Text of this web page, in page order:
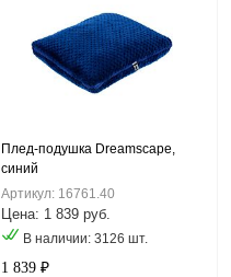
Плед-подушка Dreamscape,
синий
Артикул: 16761.40
Цена: 1 839 руб.
В наличии: 3126 шт.
1 839 ₽